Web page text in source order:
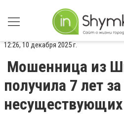
12:26, 10 декабря 2025 г.
Мошенница из
получила 7 лет
несуществующих